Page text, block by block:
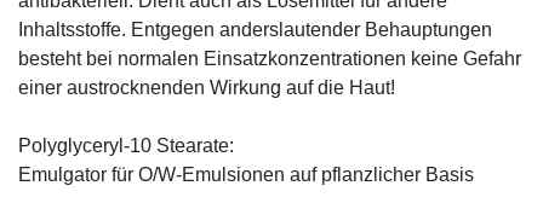
Inhaltsstoffe. Entgegen anderslautender Behauptungen
besteht bei normalen Einsatzkonzentrationen keine Gefahr
einer austrocknenden Wirkung auf die Haut!
Polyglyceryl-10 Stearate:
Emulgator für O/W-Emulsionen auf pflanzlicher Basis